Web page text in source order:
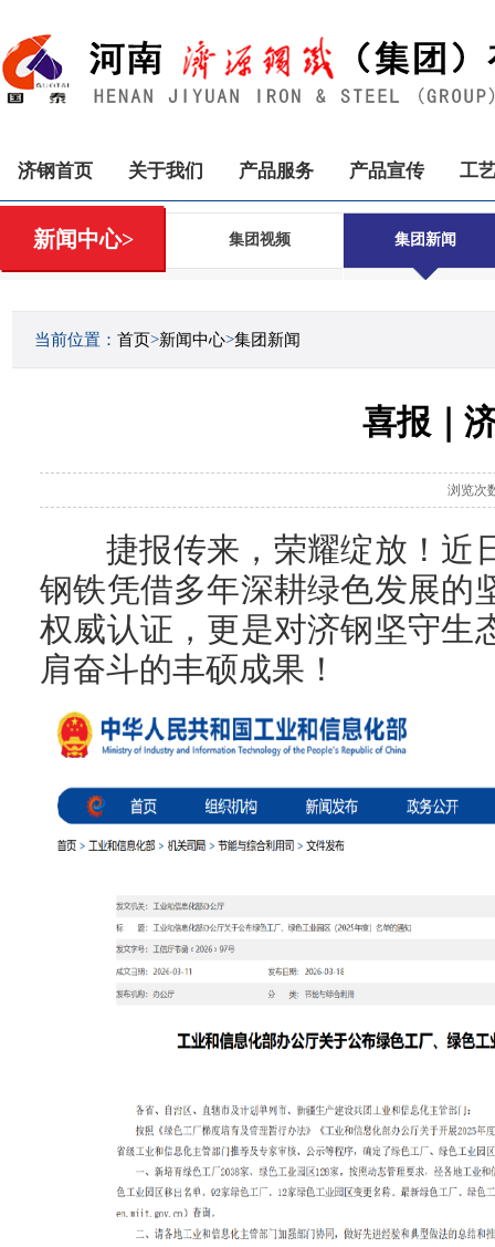
济钢首页 关于我们 产品服务 产品宣传 工
新闻中心> 集团视频 集团新闻
当前位置： 首页>新闻中心>集团新闻
喜报｜
浏览次
捷报传来，荣耀绽放！近
钢铁凭借多年深耕绿色发展的
权威认证，更是对济钢坚守生
肩奋斗的丰硕成果！